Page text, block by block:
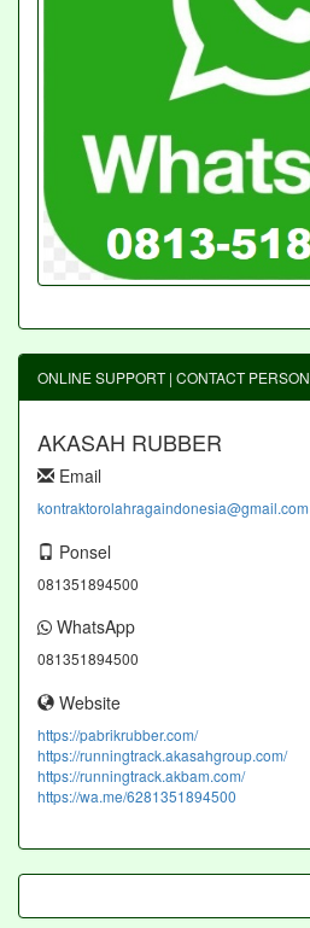
ONLINE SUPPORT | CONTACT PERSON
AKASAH RUBBER
Email
kontraktorolahragaindonesia@gmail.com
Ponsel
081351894500
WhatsApp
081351894500
Website
https://pabrikrubber.com/
https://runningtrack.akasahgroup.com/
https://runningtrack.akbam.com/
https://wa.me/6281351894500